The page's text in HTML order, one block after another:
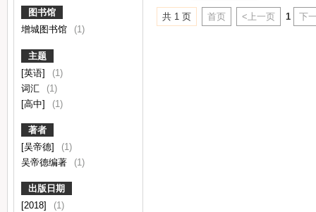
图书馆
增城图书馆
(1)
主题
[英语]
(1)
词汇
(1)
[高中]
(1)
著者
[吴帝德]
(1)
吴帝德编著
(1)
出版日期
[2018]
(1)
共 1 页 首页 <上一页 1 下